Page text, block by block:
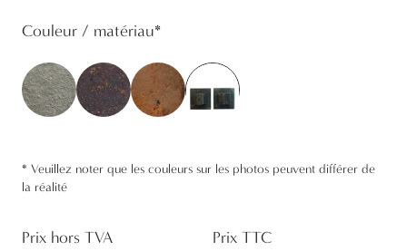
Couleur / matériau*
* Veuillez noter que les couleurs sur les photos peuvent différer de
la réalité
Prix hors TVA Prix TTC